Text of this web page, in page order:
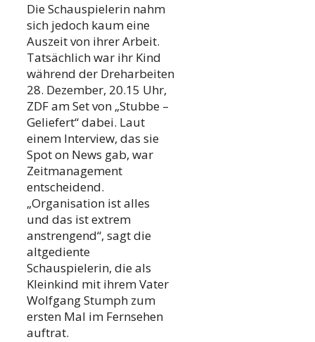
Die Schauspielerin nahm
sich jedoch kaum eine
Auszeit von ihrer Arbeit.
Tatsächlich war ihr Kind
während der Dreharbeiten
28. Dezember, 20.15 Uhr,
ZDF am Set von „Stubbe –
Geliefert“ dabei. Laut
einem Interview, das sie
Spot on News gab, war
Zeitmanagement
entscheidend.
„Organisation ist alles
und das ist extrem
anstrengend“, sagt die
altgediente
Schauspielerin, die als
Kleinkind mit ihrem Vater
Wolfgang Stumph zum
ersten Mal im Fernsehen
auftrat.